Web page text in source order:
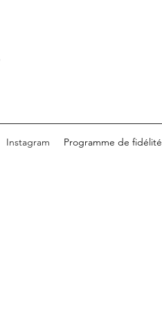
Instagram Programme de fidélité